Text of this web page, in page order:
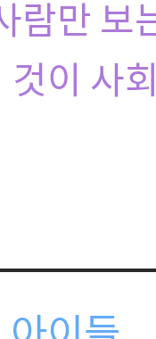
람만 보
것이 사